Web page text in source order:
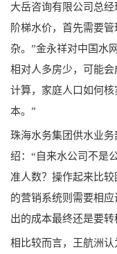
大岳咨询有限公司总
阶梯水价，首先需要
杂。”金永祥对中国水
相对人多房少，可能
计算，家庭人口如何
本。”
珠海水务集团供水业
绍：“自来水公司不是
准人数？操作起来比
的营销系统则需要相
出的成本最终还是要
相比较而言，王航洲